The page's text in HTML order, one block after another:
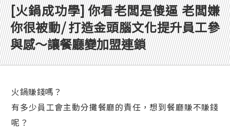
[火鍋成功學] 你看老闆是傻逼 老闆嫌
你很被動/ 打造金頭腦文化提升員工參
與感～讓餐廳變加盟連鎖
火鍋賺錢嗎？
有多少員工會主動分攤餐廳的責任，想到餐廳賺不賺錢
呢？